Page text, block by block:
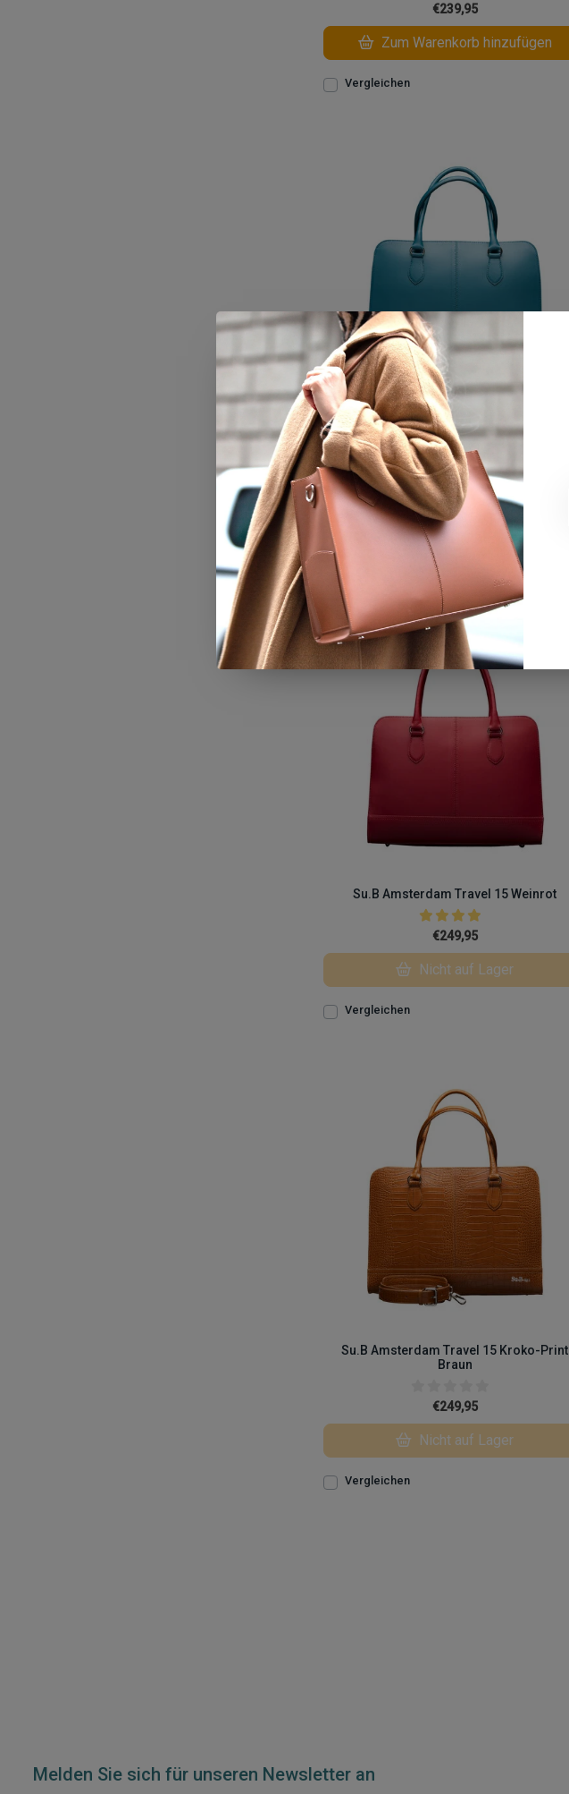
€239,95
Zum Warenkorb hinzufügen
Vergleichen
Su.B Amsterdam Travel 15 Türkis
€249,95
Nicht auf Lager
Su.B Amsterdam Travel 15 Weinrot
€249,95
Nicht auf Lager
Vergleichen
Su.B Amsterdam Travel 15 Kroko-Print
Braun
€249,95
Nicht auf Lager
Vergleichen
Melden Sie sich für unseren Newsletter an